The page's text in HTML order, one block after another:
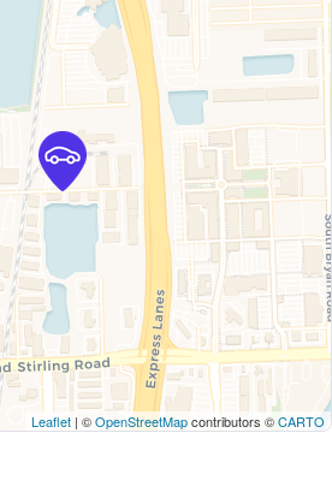
Leaflet | ©OpenStreetMapcontributors ©CARTO